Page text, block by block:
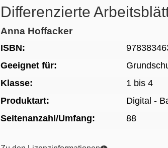
Differenzierte
Anna Hoffacker
ISBN:
Geeignet für:
Klasse:
1 bis 4
Produktart:
Digital -
Seitenanzahl/Umfang:
88